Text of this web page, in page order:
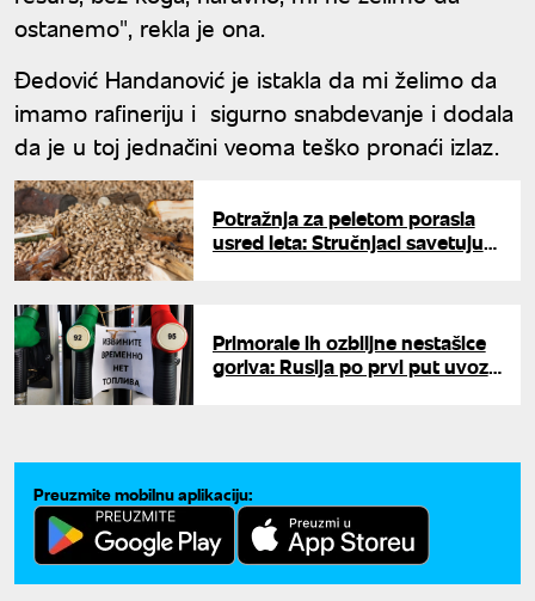
ostanemo", rekla je ona.
Đedović Handanović je istakla da mi želimo da
imamo rafineriju i sigurno snabdevanje i dodala
da je u toj jednačini veoma teško pronaći izlaz.
Potražnja za peletom porasla
usred leta: Stručnjaci savetuju
Primorale ih ozbiljne nestašice
goriva: Rusija po prvi put uvozi
Preuzmite mobilnu aplikaciju: